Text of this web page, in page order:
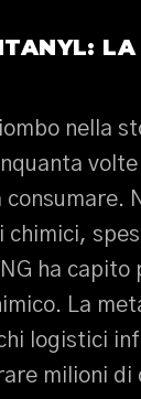
nella
ha capito
La
logistici
milioni di